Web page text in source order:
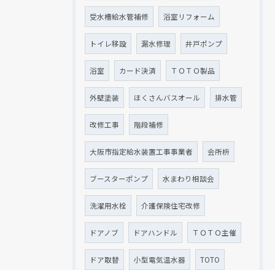
受水槽給水管補修 浴室リフォーム
トイレ移設 漏水修理 井戸ポンプ
浴室 カード決済 ＴＯＴＯ製品
外壁塗装 ほくさんバスオール 排水管
改修工事 階段補修
大阪市指定給水装置工事事業者 会所枡
ブースターポンプ 水まわり相談会
洗濯用水栓 介護保険住宅改修
ドアノブ ドアハンドル ＴＯＴＯ主催
ドア取替 小型電気温水器 TOTO